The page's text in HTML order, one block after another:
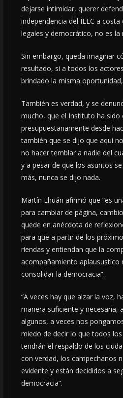
dejarse intimidar, querer
independencia del IEEC a
legales y democrático, no es la
Sin embargo, queda imaginar
resultado, si a todos los
brindado la misma
También es verdad, y se
mucho, que el Instituto ha sido
presupuestariamente desde
también que se dijo que aquí
no hacer temblar a nadie del
y a pesar de que los asuntos
más, nunca se dijo nada.
Martín Ehuán afirmó que “es
para cambiar de página,
quede en anécdota de
para que a partir de los
riendas y entiendan que la
acompañamiento aplausustíco
consolidar la democracia”.
“A veces hay que alzar la voz,
manera suficiente y necesaria,
algunos, a veces nos
miedo de decir lo que todos
tendrán el respaldo de los
con verdad, los campechanos
evidente y están decididos a
democracia”.